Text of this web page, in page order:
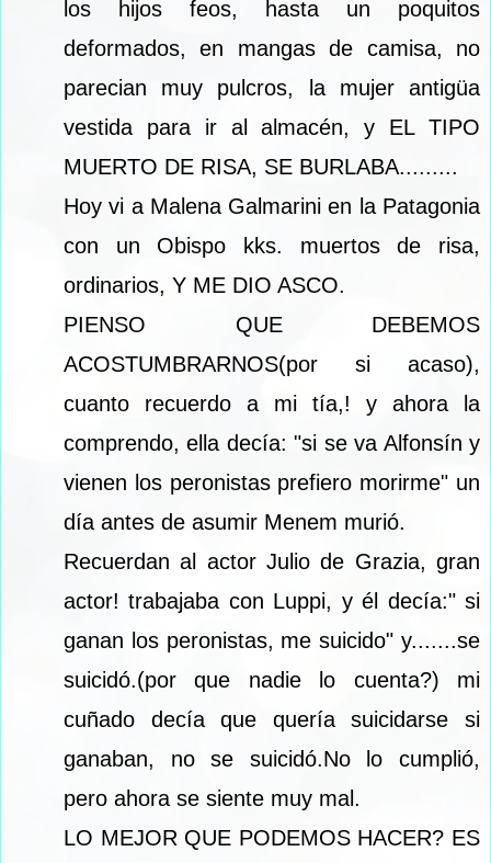
los hijos feos, hasta un poquitos
deformados, en mangas de camisa, no
parecian muy pulcros, la mujer antigüa
vestida para ir al almacén, y EL TIPO
MUERTO DE RISA, SE BURLABA.........
Hoy vi a Malena Galmarini en la Patagonia
con un Obispo kks. muertos de risa,
ordinarios, Y ME DIO ASCO.
PIENSO QUE DEBEMOS
ACOSTUMBRARNOS(por si acaso),
cuanto recuerdo a mi tía,! y ahora la
comprendo, ella decía: "si se va Alfonsín y
vienen los peronistas prefiero morirme" un
día antes de asumir Menem murió.
Recuerdan al actor Julio de Grazia, gran
actor! trabajaba con Luppi, y él decía:" si
ganan los peronistas, me suicido" y.......se
suicidó.(por que nadie lo cuenta?) mi
cuñado decía que quería suicidarse si
ganaban, no se suicidó.No lo cumplió,
pero ahora se siente muy mal.
LO MEJOR QUE PODEMOS HACER? ES